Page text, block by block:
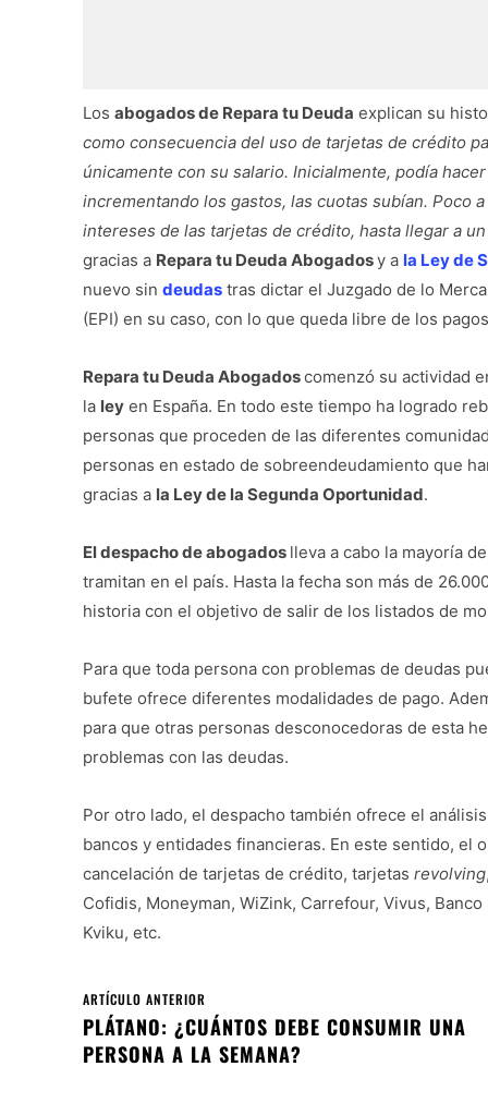
Los abogados de Repara tu Deuda explican su
como consecuencia del uso de tarjetas de crédito
únicamente con su salario. Inicialmente, podía
incrementando los gastos, las cuotas subían. Poco
intereses de las tarjetas de crédito, hasta llegar a
gracias a Repara tu Deuda Abogadosy a la Ley de
nuevo sin deudas tras dictar el Juzgado de lo
(EPI) en su caso, con lo que queda libre de los
Repara tu Deuda Abogadoscomenzó su actividad
la ley en España. En todo este tiempo ha logrado
personas que proceden de las diferentes
personas en estado de sobreendeudamiento que
gracias a la Ley de la Segunda Oportunidad.
El despacho de abogados lleva a cabo la mayoría
tramitan en el país. Hasta la fecha son más de
historia con el objetivo de salir de los listados de
Para que toda persona con problemas de deudas
bufete ofrece diferentes modalidades de pago.
para que otras personas desconocedoras de esta
problemas con las deudas.
Por otro lado, el despacho también ofrece el
bancos y entidades financieras. En este sentido, el
cancelación de tarjetas de crédito, tarjetas revolving
Cofidis, Moneyman, WiZink, Carrefour, Vivus,
Kviku, etc.
ARTÍCULO ANTERIOR
PLÁTANO: ¿CUÁNTOS DEBE CONSUMIR UNA
PERSONA A LA SEMANA?